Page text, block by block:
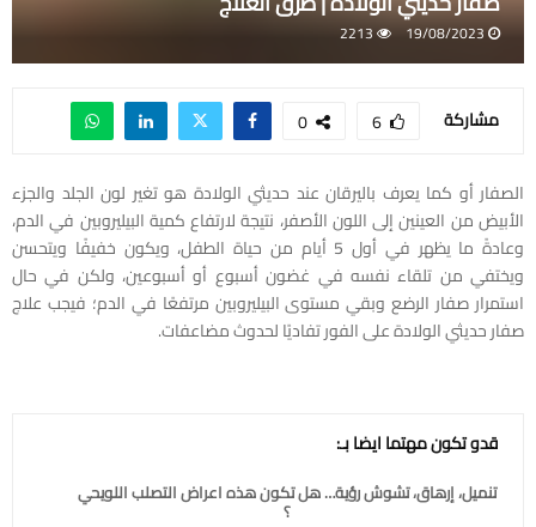
19/08/2023
2213
مشاركة 6
0
الصفار أو كما يعرف باليرقان عند حديثي الولادة هو تغير لون الجلد والجزء
الأبيض من العينين إلى اللون الأصفر، نتيجة لارتفاع كمية البيليروبين في الدم،
وعادةً ما يظهر في أول 5 أيام من حياة الطفل، ويكون خفيفًا ويتحسن
ويختفي من تلقاء نفسه في غضون أسبوع أو أسبوعين، ولكن في حال
استمرار صفار الرضع وبقي مستوى البيليروبين مرتفعًا في الدم؛ فيجب علاج
صفار حديثي الولادة على الفور تفاديًا لحدوث مضاعفات.
قدو تكون مهتما ايضا بـ:
تنميل، إرهاق، تشوش رؤية… هل تكون هذه اعراض التصلب اللويحي
؟